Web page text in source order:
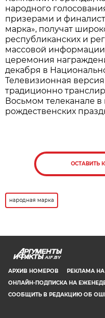
На протяжении многих
голосования
доверия белорусов к
производителям. Во
лидерами премии
произведенные в
о
их прочных позициях
становятся
из 30 платиновых
определены методом